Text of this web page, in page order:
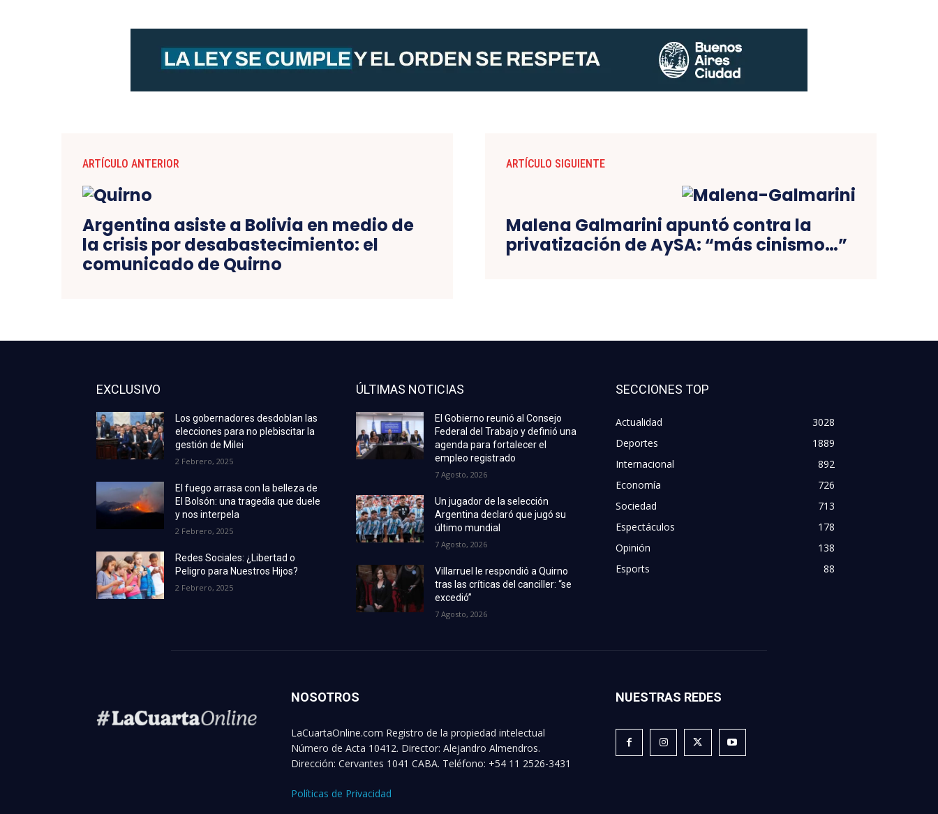
ARTÍCULO ANTERIOR
Argentina asiste a Bolivia en medio de
la crisis por desabastecimiento: el
comunicado de Quirno
ARTÍCULO SIGUIENTE
Malena Galmarini apuntó contra la
privatización de AySA: “más cinismo…”
EXCLUSIVO
Los gobernadores desdoblan las
elecciones para no plebiscitar la
gestión de Milei
2 Febrero, 2025
El fuego arrasa con la belleza de
El Bolsón: una tragedia que duele
y nos interpela
2 Febrero, 2025
Redes Sociales: ¿Libertad o
Peligro para Nuestros Hijos?
2 Febrero, 2025
ÚLTIMAS NOTICIAS
El Gobierno reunió al Consejo
Federal del Trabajo y definió una
agenda para fortalecer el
empleo registrado
7 Agosto, 2026
Un jugador de la selección
Argentina declaró que jugó su
último mundial
7 Agosto, 2026
Villarruel le respondió a Quirno
tras las críticas del canciller: “se
excedió”
7 Agosto, 2026
SECCIONES TOP
Actualidad
3028
Deportes
1889
Internacional
892
Economía
726
Sociedad
713
Espectáculos
178
Opinión
138
Esports
88
NOSOTROS
LaCuartaOnline.com Registro de la propiedad intelectual
Número de Acta 10412. Director: Alejandro Almendros.
Dirección: Cervantes 1041 CABA. Teléfono: +54 11 2526-3431
Políticas de Privacidad
NUESTRAS REDES